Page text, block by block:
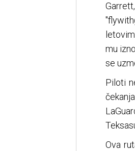
mu
se
Piloti
Ova